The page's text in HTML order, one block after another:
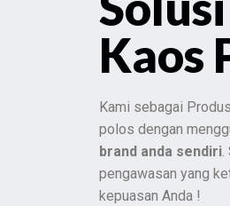
Kaos
Kami sebagai
polos dengan
brand anda sendiri.
pengawasan yang
kepuasan Anda !